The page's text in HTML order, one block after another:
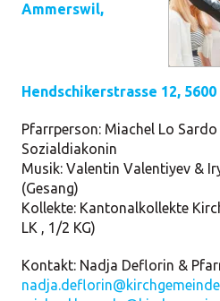
Ammerswil,
Hendschikerstrasse 12,
Pfarrperson: Miachel Lo
Sozialdiakonin
Musik: Valentin Valentiyev &
(Gesang)
Kollekte: Kantonalkollekte
LK , 1/2 KG)
Kontakt: Nadja Deflorin &